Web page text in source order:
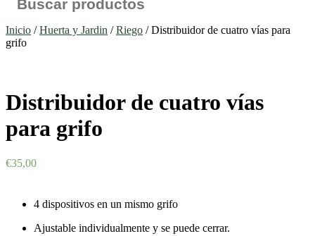
Inicio /Huerta y Jardin /Riego / Distribuidor de cuatro vías para
grifo
Distribuidor de cuatro vías
para grifo
€35,00
4 dispositivos en un mismo grifo
Ajustable individualmente y se puede cerrar.